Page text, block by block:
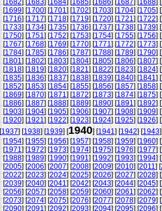
[1682] [1683] [1684] [1685] [1686] [1687] [1688] [
[1699] [1700] [1701] [1702] [1703] [1704] [1705] [
[1716] [1717] [1718] [1719] [1720] [1721] [1722] [
[1733] [1734] [1735] [1736] [1737] [1738] [1739] [
[1750] [1751] [1752] [1753] [1754] [1755] [1756] [
[1767] [1768] [1769] [1770] [1771] [1772] [1773] [
[1784] [1785] [1786] [1787] [1788] [1789] [1790] [
[1801] [1802] [1803] [1804] [1805] [1806] [1807] [
[1818] [1819] [1820] [1821] [1822] [1823] [1824] [
[1835] [1836] [1837] [1838] [1839] [1840] [1841] [
[1852] [1853] [1854] [1855] [1856] [1857] [1858] [
[1869] [1870] [1871] [1872] [1873] [1874] [1875] [
[1886] [1887] [1888] [1889] [1890] [1891] [1892] [
[1903] [1904] [1905] [1906] [1907] [1908] [1909] [
[1920] [1921] [1922] [1923] [1924] [1925] [1926] [
[1937] [1938] [1939] [1940] [1941] [1942] [1943
[1954] [1955] [1956] [1957] [1958] [1959] [1960] [
[1971] [1972] [1973] [1974] [1975] [1976] [1977] [
[1988] [1989] [1990] [1991] [1992] [1993] [1994] [
[2005] [2006] [2007] [2008] [2009] [2010] [2011] [
[2022] [2023] [2024] [2025] [2026] [2027] [2028] [
[2039] [2040] [2041] [2042] [2043] [2044] [2045] [
[2056] [2057] [2058] [2059] [2060] [2061] [2062] [
[2073] [2074] [2075] [2076] [2077] [2078] [2079] [
[2090] [2091] [2092] [2093] [2094] [2095] [2096] [